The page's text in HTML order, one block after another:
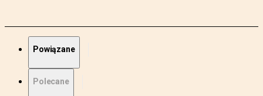
Powiązane
Polecane